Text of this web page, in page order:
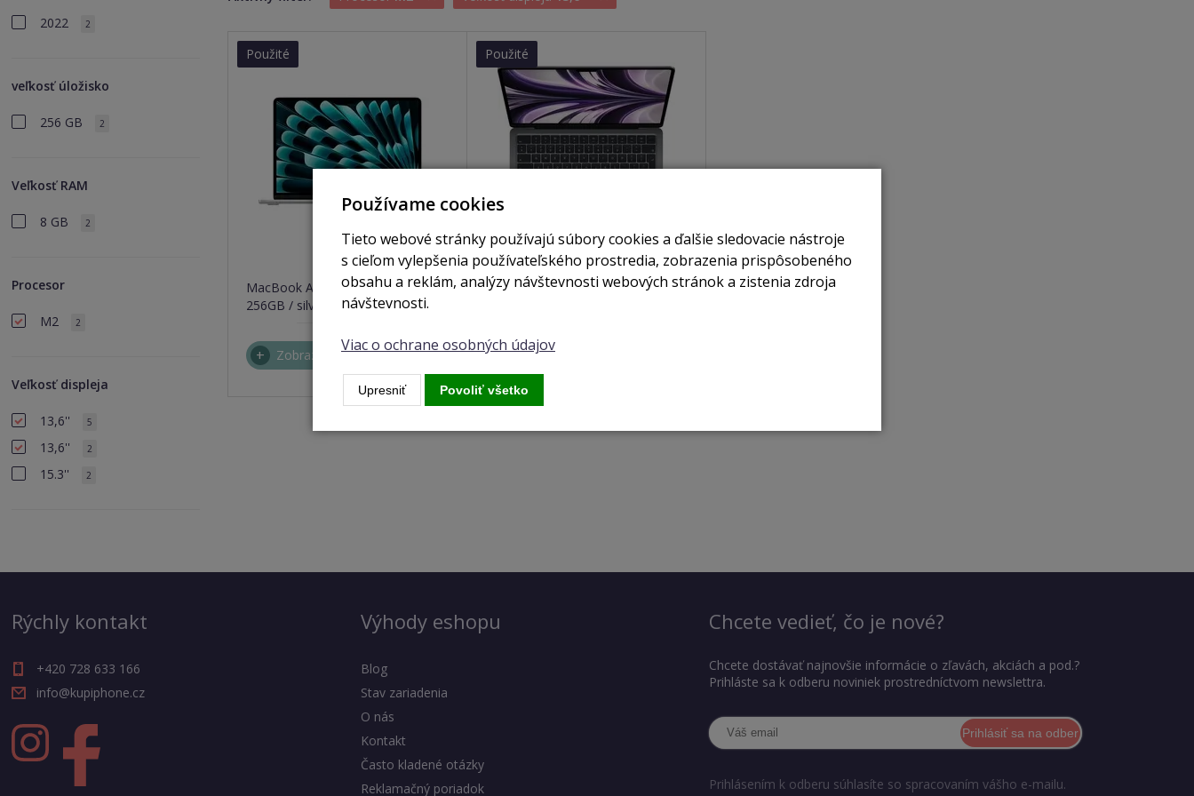
2022 2
veľkosť úložisko
256 GB 2
Veľkosť RAM
8 GB 2
Procesor
M2 2
Veľkosť displeja
13,6'' 5
13,6'' 2
15.3'' 2
Použité
nie je skladom
MacBook Air 13,6" / M2 / 8GB /
256GB / silver (2022)
Zobraziť
Použité
nie je skladom
MacBook Air 13,6" / M2 / 8GB /
Zobraziť
Rýchly kontakt
+420 728 633 166
info@kupiphone.cz
Výhody eshopu
Blog
Stav zariadenia
O nás
Kontakt
Často kladené otázky
Reklamačný poriadok
Chcete vedieť, čo je nové?
Chcete dostávať najnovšie informácie o zľavách, akciách a pod.?
Prihláste sa k odberu noviniek prostredníctvom newslettra.
Prihlásiť sa na odber
Prihlásením k odberu súhlasíte so spracovaním vášho e-mailu.
Používame cookies
Tieto webové stránky používajú súbory cookies a ďalšie sledovacie nástroje
s cieľom vylepšenia používateľského prostredia, zobrazenia prispôsobeného
obsahu a reklám, analýzy návštevnosti webových stránok a zistenia zdroja
návštevnosti.
Viac o ochrane osobných údajov
Upresniť Povoliť všetko